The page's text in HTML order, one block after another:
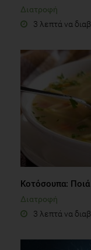
Διατροφή
3 λεπτά να
Κοτόσουπα:
Διατροφή
3 λεπτά να